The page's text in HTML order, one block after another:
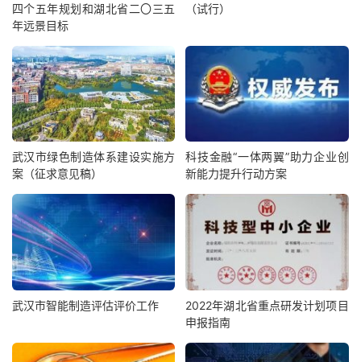
四个五年规划和湖北省二〇三五
年远景目标
（试行）
武汉市绿色制造体系建设实施方
案（征求意见稿）
科技金融“一体两翼”助力企业创
新能力提升行动方案
武汉市智能制造评估评价工作
2022年湖北省重点研发计划项目
申报指南